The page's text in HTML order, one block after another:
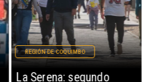
La Serena: segundo
REGIÓN DE COQUIMBO